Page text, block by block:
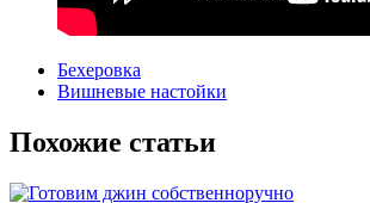
Бехеровка
Вишневые настойки
Похожие статьи